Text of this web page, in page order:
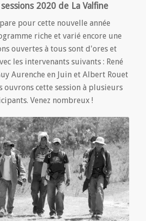
2020 de La Valfine
pour cette nouvelle année
riche et varié encore une
ouvertes à tous sont d'ores et
les intervenants suivants : René
Aurenche en Juin et Albert Rouet
ouvrons cette session à plusieurs
Venez nombreux !